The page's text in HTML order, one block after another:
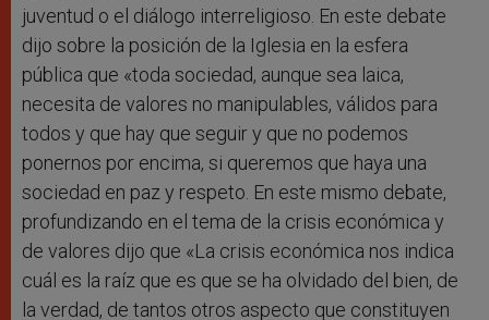
juventud o el diálogo interreligioso. En este debate
dijo sobre la posición de la Iglesia en la esfera
pública que «toda sociedad, aunque sea laica,
necesita de valores no manipulables, válidos para
todos y que hay que seguir y que no podemos
ponernos por encima, si queremos que haya una
sociedad en paz y respeto. En este mismo debate,
profundizando en el tema de la crisis económica y
de valores dijo que «La crisis económica nos indica
cuál es la raíz que es que se ha olvidado del bien, de
la verdad, de tantos otros aspecto que constituyen